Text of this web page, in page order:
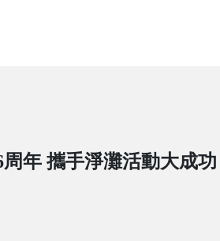
年 攜手淨灘活動大成功